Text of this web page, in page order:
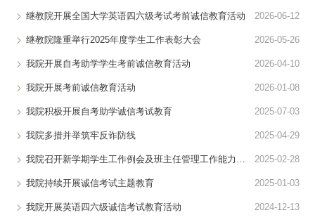
继教院开展全国大学英语四六级考试考前诚信教育活动 2026-06-12
继教院隆重举行2025年度学生工作表彰大会 2026-05-26
我院开展自考助学学生考前诚信教育活动 2026-04-10
我院开展考前诚信教育活动 2026-01-08
我院积极开展自考助学诚信考试教育 2025-07-03
我院多措并举筑牢反诈防线 2025-04-29
2025-02-28
我院持续开展诚信考试主题教育 2025-01-03
我院开展英语四六级诚信考试教育活动 2024-12-13